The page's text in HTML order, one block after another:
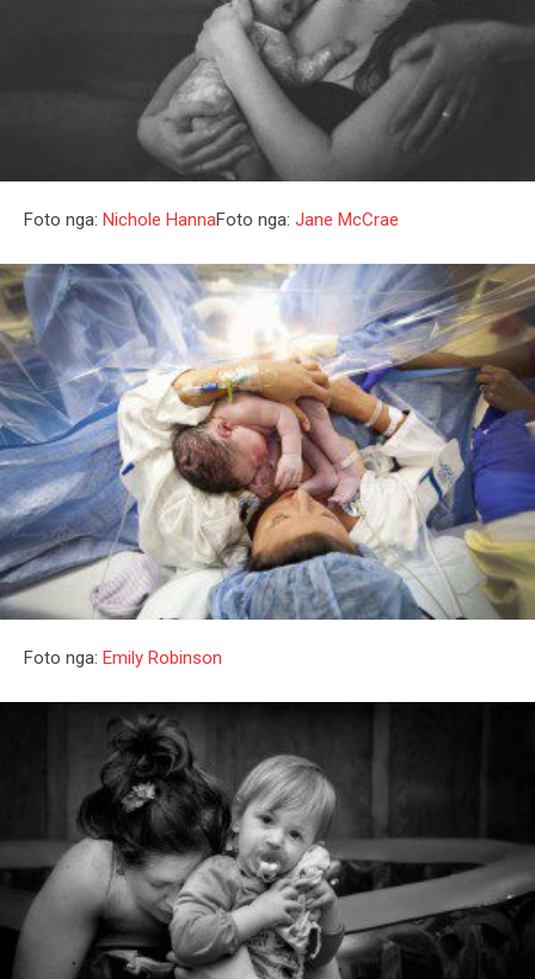
Foto nga: Nichole HannaFoto nga: Jane McCrae
Foto nga: Emily Robinson